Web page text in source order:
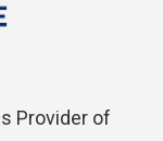
Provider of